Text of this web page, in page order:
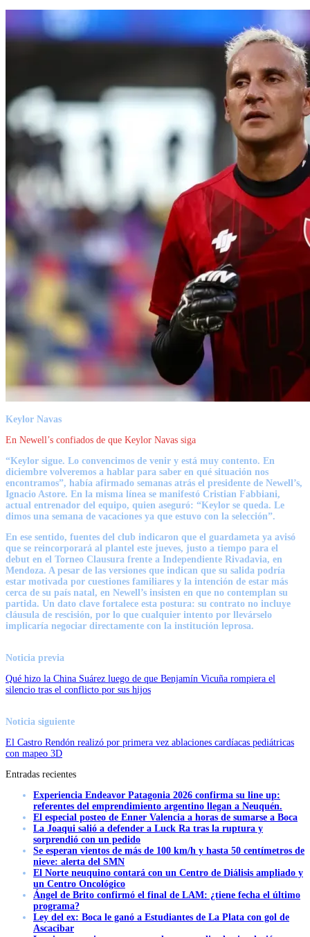
Keylor Navas
En Newell’s confiados de que Keylor Navas siga
“Keylor sigue. Lo convencimos de venir y está muy contento. En
diciembre volveremos a hablar para saber en qué situación nos
encontramos”, había afirmado semanas atrás el presidente de Newell’s,
Ignacio Astore. En la misma línea se manifestó Cristian Fabbiani,
actual entrenador del equipo, quien aseguró: “Keylor se queda. Le
dimos una semana de vacaciones ya que estuvo con la selección”.
En ese sentido, fuentes del club indicaron que el guardameta ya avisó
que se reincorporará al plantel este jueves, justo a tiempo para el
debut en el Torneo Clausura frente a Independiente Rivadavia, en
Mendoza. A pesar de las versiones que indican que su salida podría
estar motivada por cuestiones familiares y la intención de estar más
cerca de su país natal, en Newell’s insisten en que no contemplan su
partida. Un dato clave fortalece esta postura: su contrato no incluye
cláusula de rescisión, por lo que cualquier intento por llevárselo
implicaría negociar directamente con la institución leprosa.
Noticia previa
Qué hizo la China Suárez luego de que Benjamín Vicuña rompiera el
silencio tras el conflicto por sus hijos
Noticia siguiente
El Castro Rendón realizó por primera vez ablaciones cardíacas pediátricas
con mapeo 3D
Entradas recientes
Experiencia Endeavor Patagonia 2026 confirma su line up:
referentes del emprendimiento argentino llegan a Neuquén.
El especial posteo de Enner Valencia a horas de sumarse a Boca
La Joaqui salió a defender a Luck Ra tras la ruptura y
sorprendió con un pedido
Se esperan vientos de más de 100 km/h y hasta 50 centímetros de
nieve: alerta del SMN
El Norte neuquino contará con un Centro de Diálisis ampliado y
un Centro Oncológico
Ángel de Brito confirmó el final de LAM: ¿tiene fecha el último
programa?
Ley del ex: Boca le ganó a Estudiantes de La Plata con gol de
Ascacibar